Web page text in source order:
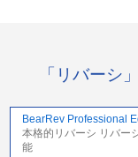
「リバーシ
BearRev Professional
本格的リバーシ リバー
能